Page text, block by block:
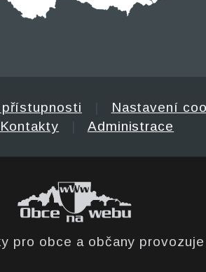
Nastavení
Kontakty Administrace
pro obce a občany